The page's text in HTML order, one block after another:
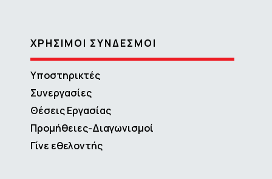
ΧΡΗΣΙΜΟΙ ΣΥΝΔΕΣΜΟΙ
Υποστηρικτές
Συνεργασίες
Θέσεις Εργασίας
Προμήθειες-Διαγωνισμοί
Γίνε εθελοντής